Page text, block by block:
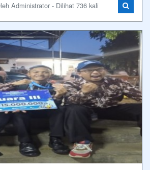
Administrator - Dilihat 736 kali